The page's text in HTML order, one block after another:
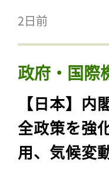
2日前
政府・国際
【日本】
全政策を強
用、気候変